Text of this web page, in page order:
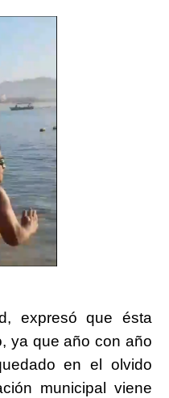
expresó que ésta
ya que año con año
en el olvido
municipal viene